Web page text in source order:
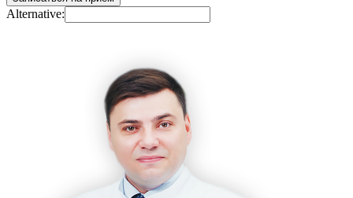
Alternative: